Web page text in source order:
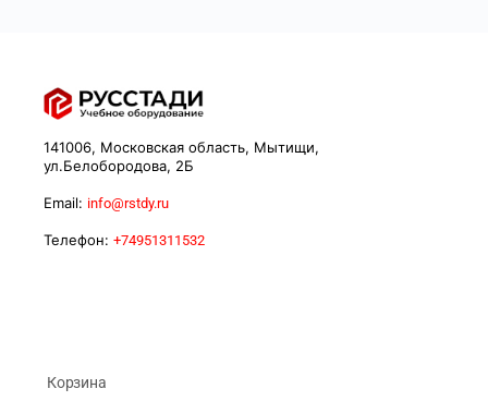
141006, Московская область, Мытищи,
ул.Белобородова, 2Б
Email: info@rstdy.ru
Телефон: +74951311532
Корзина